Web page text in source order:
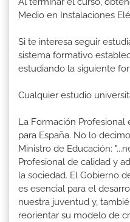
Medio en Instalaciones
Si te interesa seguir
sistema formativo
estudiando la siguiente
Cualquier estudio
La Formación Profesional
para España. No lo
Ministro de Educación:
Profesional de calidad y
la sociedad. El Gobierno
es esencial para el
nuestra juventud y,
reorientar su modelo de